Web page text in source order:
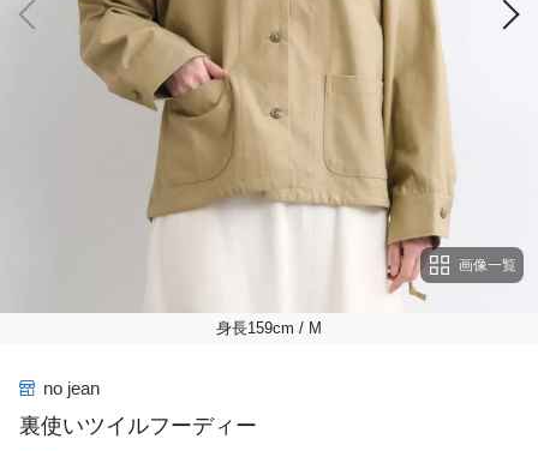
画像一覧
身長159cm / M
no jean
裏使いツイルフーディー